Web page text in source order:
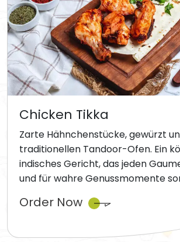
Chicken Tikka
Zarte Hähnchenstücke, gewürzt
traditionellen Tandoor-Ofen. Ein
indisches Gericht, das jeden
und für wahre Genussmomente
Order Now